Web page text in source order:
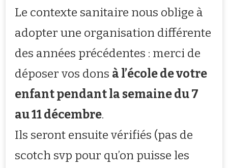
Le contexte sanitaire nous oblige à
adopter une organisation différente
des années précédentes : merci de
déposer vos dons à l’école de votre
enfant pendant la semaine du 7
au 11 décembre.
Ils seront ensuite vérifiés (pas de
scotch svp pour qu’on puisse les